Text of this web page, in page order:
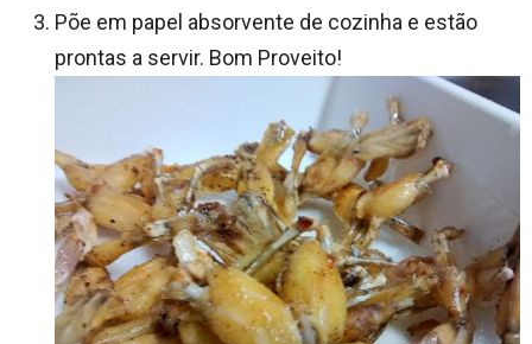
Põe em papel absorvente de cozinha e estão
prontas a servir. Bom Proveito!